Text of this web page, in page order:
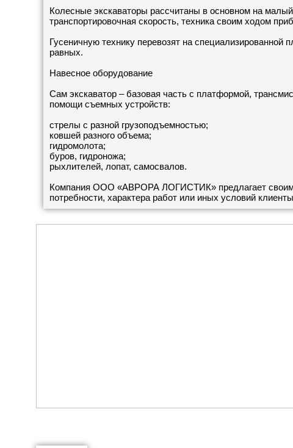
Колесные экскаваторы рассчитаны в основном на
транспортировочная скорость, техника своим ходом
Гусеничную технику перевозят на
равных.
Навесное оборудование
Сам экскаватор – базовая часть с платформой,
помощи съемных устройств:
стрелы с разной грузоподъемностью;
ковшей разного объема;
гидромолота;
буров, гидроножа;
рыхлителей, лопат, самосвалов.
Компания ООО «АВРОРА ЛОГИСТИК» предлагает своим
потребности, характера работ или иных условий